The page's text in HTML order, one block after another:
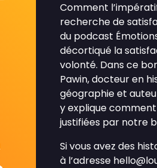
Comment
recherche de
du podcast
décortiqué la
volonté. Dans ce
Pawin, docteur en
géographie et
y explique
justifiées par notre
Si vous avez des
à l’adresse